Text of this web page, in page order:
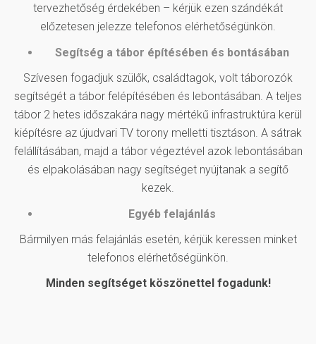
tervezhetőség érdekében – kérjük ezen szándékát
előzetesen jelezze telefonos elérhetőségünkön.
Segítség a tábor építésében és bontásában
Szívesen fogadjuk szülők, családtagok, volt táborozók
segítségét a tábor felépítésében és lebontásában. A teljes
tábor 2 hetes időszakára nagy mértékű infrastruktúra kerül
kiépítésre az újudvari TV torony melletti tisztáson. A sátrak
felállításában, majd a tábor végeztével azok lebontásában
és elpakolásában nagy segítséget nyújtanak a segítő
kezek.
Egyéb felajánlás
Bármilyen más felajánlás esetén, kérjük keressen minket
telefonos elérhetőségünkön.
Minden segítséget köszönettel fogadunk!